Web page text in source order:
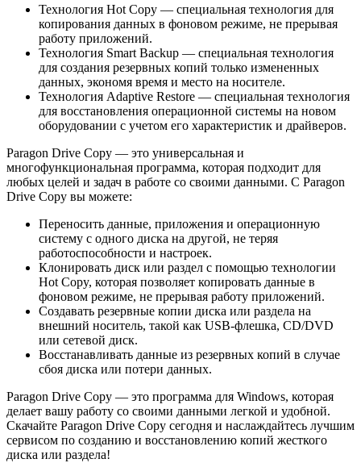
Технология Hot Copy — специальная технология для
копирования данных в фоновом режиме, не прерывая
работу приложений.
Технология Smart Backup — специальная технология
для создания резервных копий только измененных
данных, экономя время и место на носителе.
Технология Adaptive Restore — специальная технология
для восстановления операционной системы на новом
оборудовании с учетом его характеристик и драйверов.
Paragon Drive Copy — это универсальная и
многофункциональная программа, которая подходит для
любых целей и задач в работе со своими данными. С Paragon
Drive Copy вы можете:
Переносить данные, приложения и операционную
систему с одного диска на другой, не теряя
работоспособности и настроек.
Клонировать диск или раздел с помощью технологии
Hot Copy, которая позволяет копировать данные в
фоновом режиме, не прерывая работу приложений.
Создавать резервные копии диска или раздела на
внешний носитель, такой как USB-флешка, CD/DVD
или сетевой диск.
Восстанавливать данные из резервных копий в случае
сбоя диска или потери данных.
Paragon Drive Copy — это программа для Windows, которая
делает вашу работу со своими данными легкой и удобной.
Скачайте Paragon Drive Copy сегодня и наслаждайтесь лучшим
сервисом по созданию и восстановлению копий жесткого
диска или раздела!